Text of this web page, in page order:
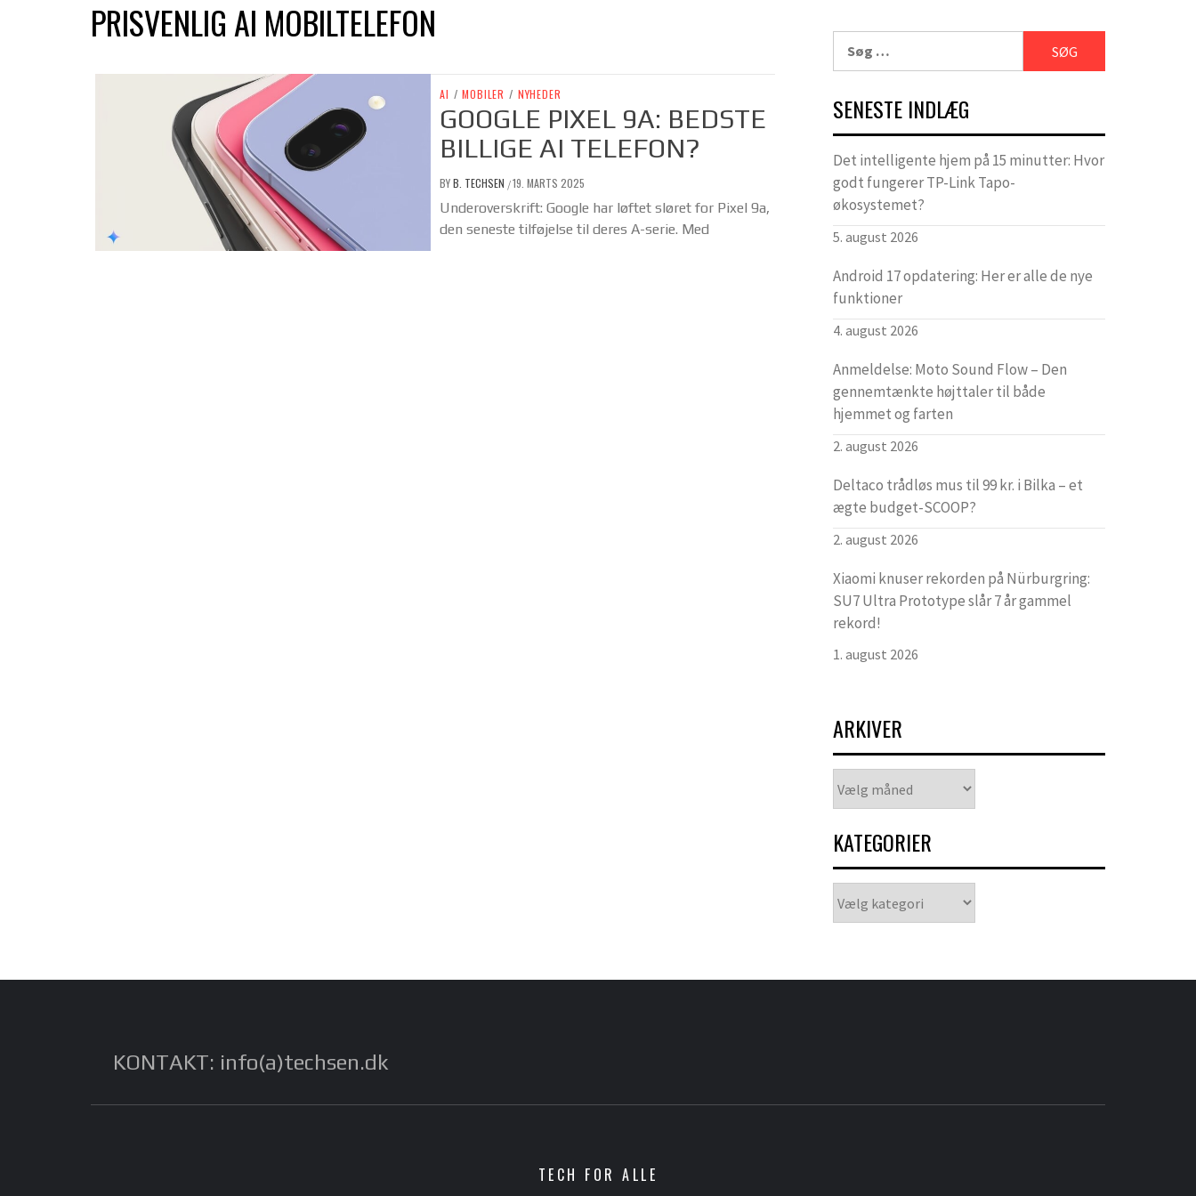
PRISVENLIG AI MOBILTELEFON
AI / MOBILER / NYHEDER
GOOGLE PIXEL 9A: BEDSTE
BILLIGE AI TELEFON?
BYB. TECHSEN /19. MARTS 2025
Underoverskrift: Google har løftet sløret for Pixel 9a,
den seneste tilføjelse til deres A-serie. Med
efter:
SENESTE INDLÆG
Det intelligente hjem på 15 minutter: Hvor
godt fungerer TP-Link Tapo-
økosystemet?
5. august 2026
Android 17 opdatering: Her er alle de nye
funktioner
4. august 2026
Anmeldelse: Moto Sound Flow – Den
gennemtænkte højttaler til både
hjemmet og farten
2. august 2026
Deltaco trådløs mus til 99 kr. i Bilka – et
ægte budget-SCOOP?
2. august 2026
Xiaomi knuser rekorden på Nürburgring:
SU7 Ultra Prototype slår 7 år gammel
rekord!
1. august 2026
ARKIVER
KATEGORIER
KONTAKT: info(a)techsen.dk
TECH FOR ALLE